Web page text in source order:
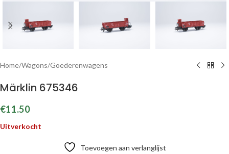
Home/Wagons/Goederenwagens
Märklin 675346
€11.50
Uitverkocht
Toevoegen aan verlanglijst